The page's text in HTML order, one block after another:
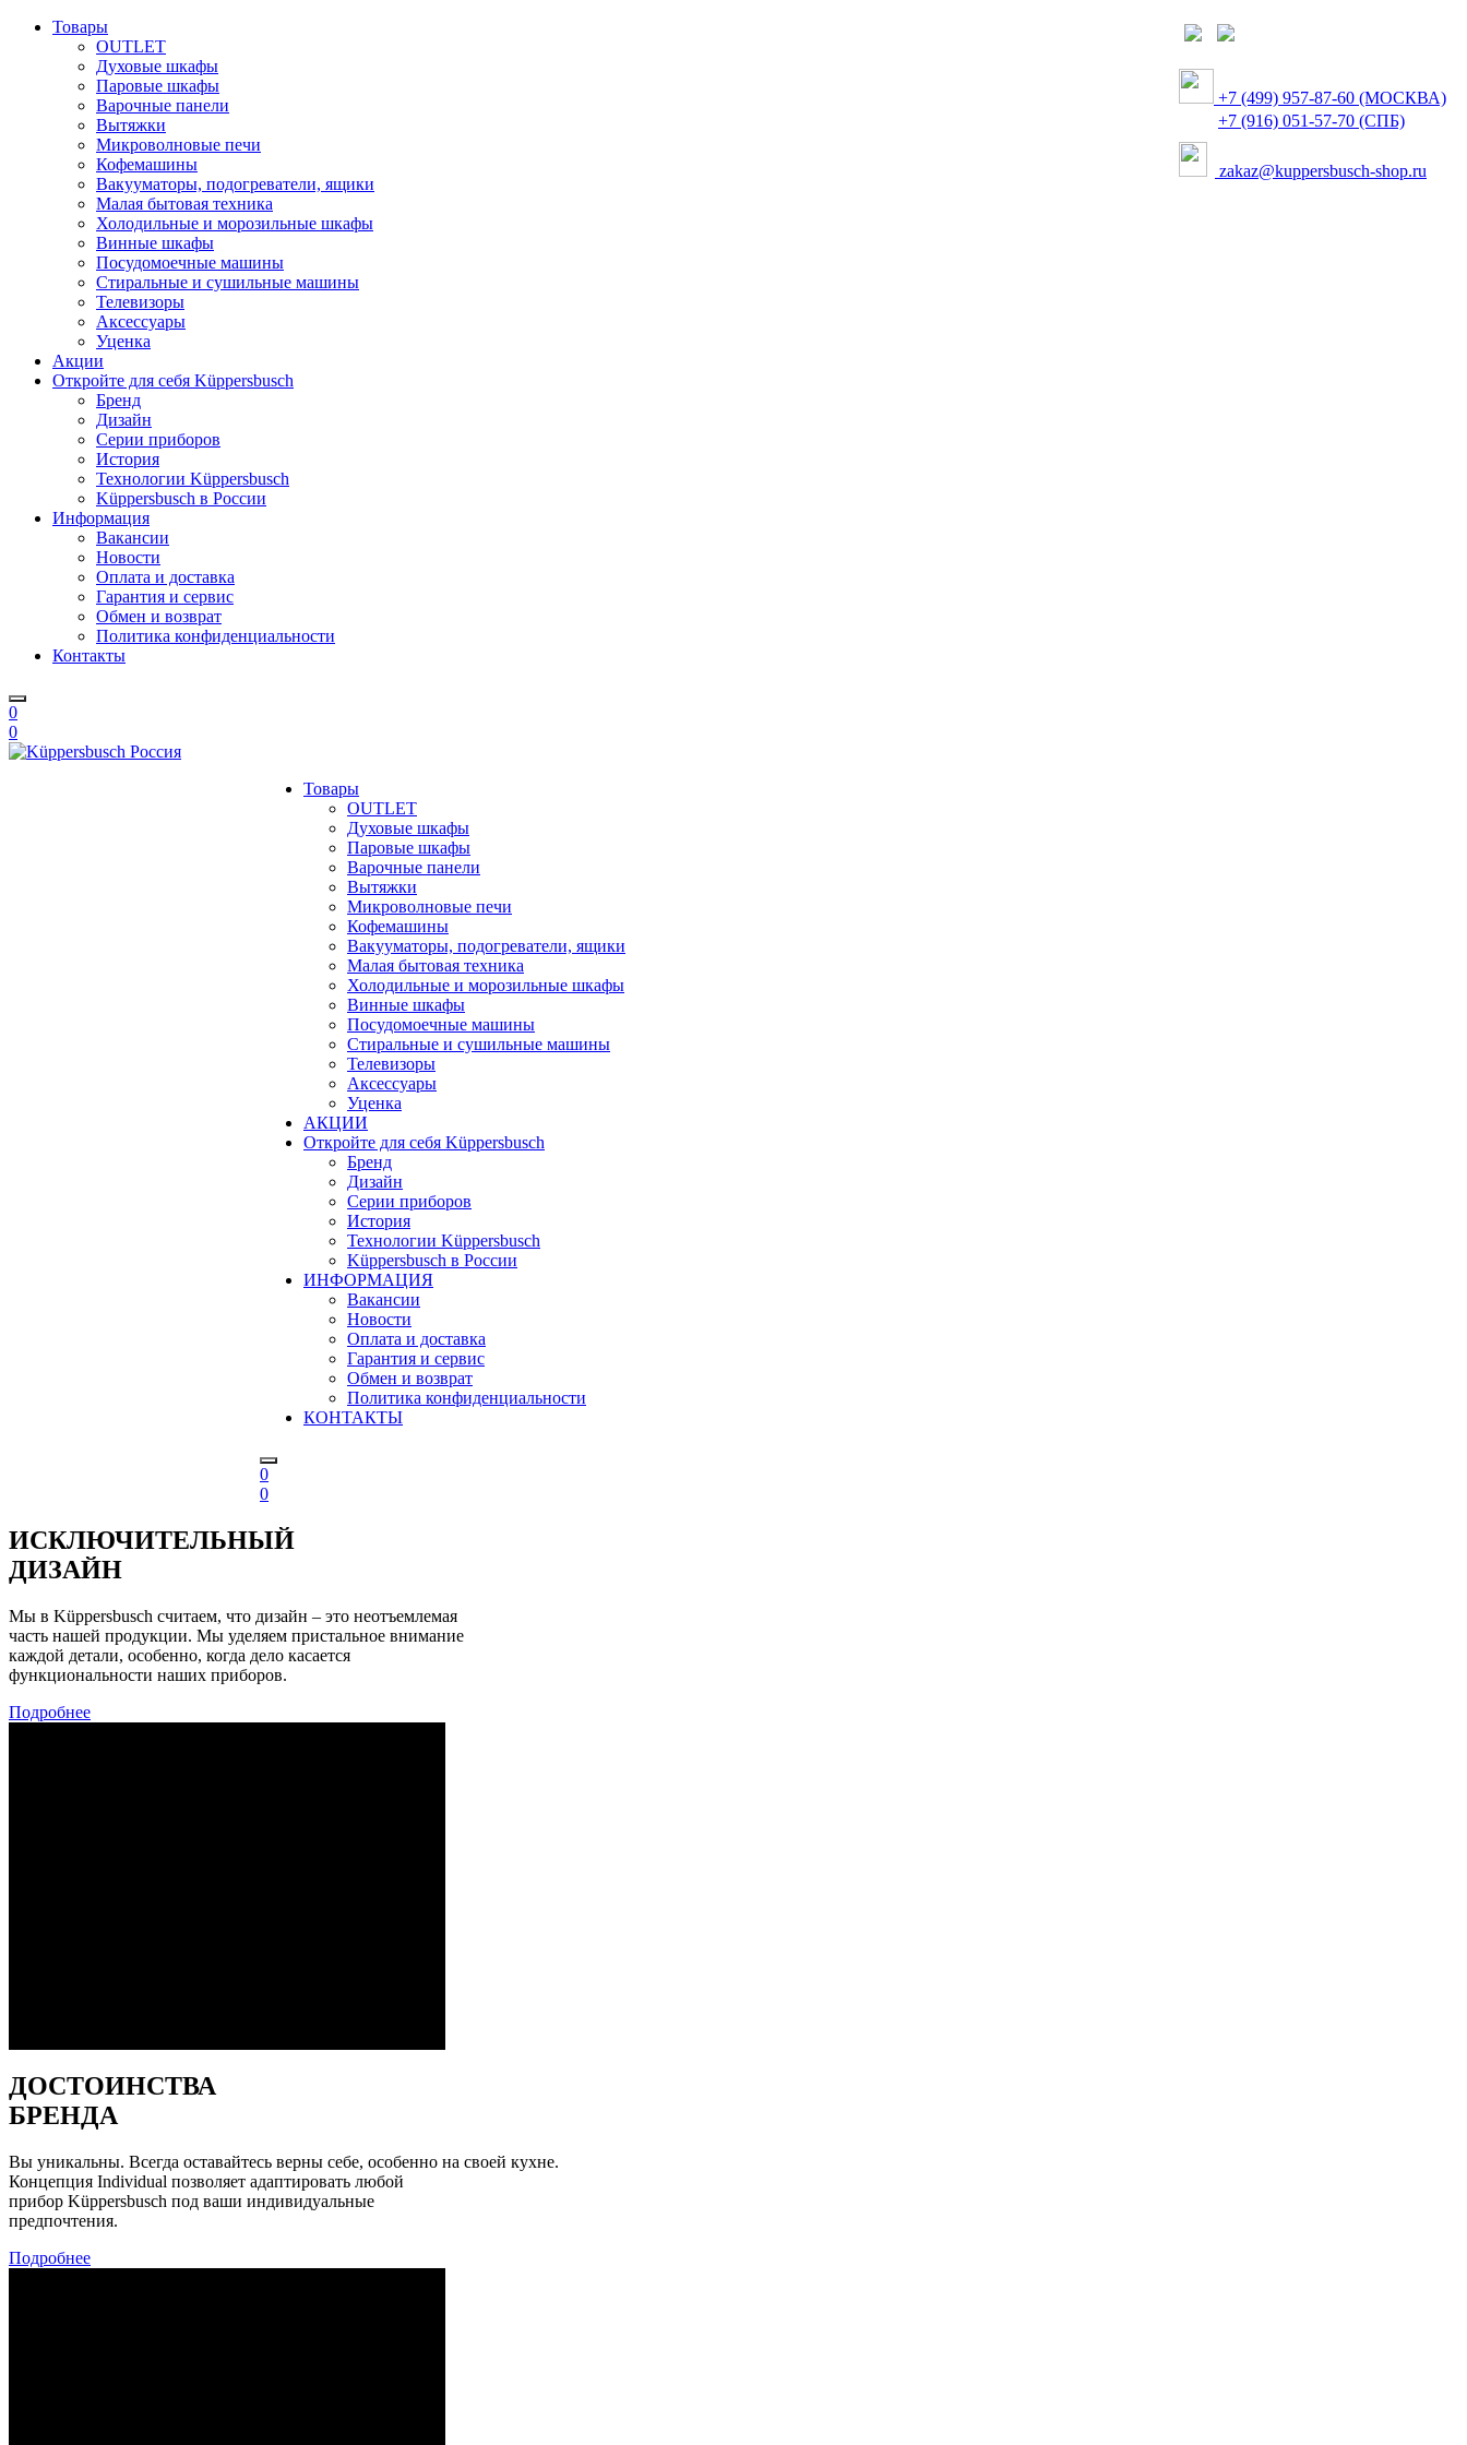
Товары
OUTLET
Духовые шкафы
Паровые шкафы
Варочные панели
Вытяжки
Микроволновые печи
Кофемашины
Вакууматоры, подогреватели, ящики
Малая бытовая техника
Холодильные и морозильные шкафы
Винные шкафы
Посудомоечные машины
Стиральные и сушильные машины
Телевизоры
Аксессуары
Уценка
Акции
Откройте для себя Küppersbusch
Бренд
Дизайн
Серии приборов
История
Технологии Küppersbusch
Küppersbusch в России
Информация
Вакансии
Новости
Оплата и доставка
Гарантия и сервис
Обмен и возврат
Политика конфиденциальности
Контакты
0
0
Товары
OUTLET
Духовые шкафы
Паровые шкафы
Варочные панели
Вытяжки
Микроволновые печи
Кофемашины
Вакууматоры, подогреватели, ящики
Малая бытовая техника
Холодильные и морозильные шкафы
Винные шкафы
Посудомоечные машины
Стиральные и сушильные машины
Телевизоры
Аксессуары
Уценка
АКЦИИ
Откройте для себя Küppersbusch
Бренд
Дизайн
Серии приборов
История
Технологии Küppersbusch
Küppersbusch в России
ИНФОРМАЦИЯ
Вакансии
Новости
Оплата и доставка
Гарантия и сервис
Обмен и возврат
Политика конфиденциальности
КОНТАКТЫ
0
0
ИСКЛЮЧИТЕЛЬНЫЙ
ДИЗАЙН
Мы в Küppersbusch считаем, что дизайн – это неотъемлемая
часть нашей продукции. Мы уделяем пристальное внимание
каждой детали, особенно, когда дело касается
функциональности наших приборов.
Подробнее
ДОСТОИНСТВА
БРЕНДА
Вы уникальны. Всегда оставайтесь верны себе, особенно на своей кухне.
Концепция Individual позволяет адаптировать любой
прибор Küppersbusch под ваши индивидуальные
предпочтения.
Подробнее
+7 (499) 957-87-60 (МОСКВА)
+7 (916) 051-57-70 (СПБ)
zakaz@kuppersbusch-shop.ru